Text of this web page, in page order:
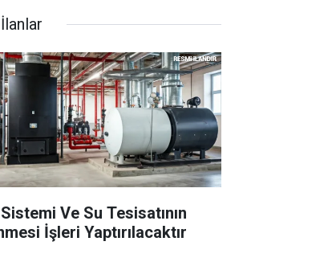
Ve Su Tesisatının
İşleri Yaptırılacaktır